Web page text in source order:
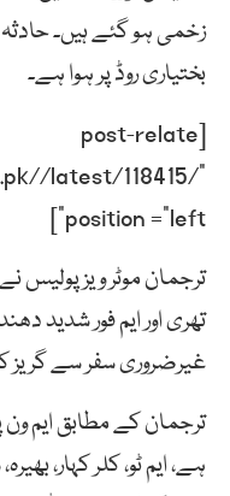
زخمی ہو گئے ہیں۔
بختیاری روڈ پر ہوا ہے۔
[post-relate
latest/118415/”
position =”left”]
ترجمان موٹر ویز پولیس نے
تھری اور ایم فور شدید
غیرضروری سفر سے گریز
ترجمان کے مطابق ایم
ہے، ایم ٹو، کلر کہار،